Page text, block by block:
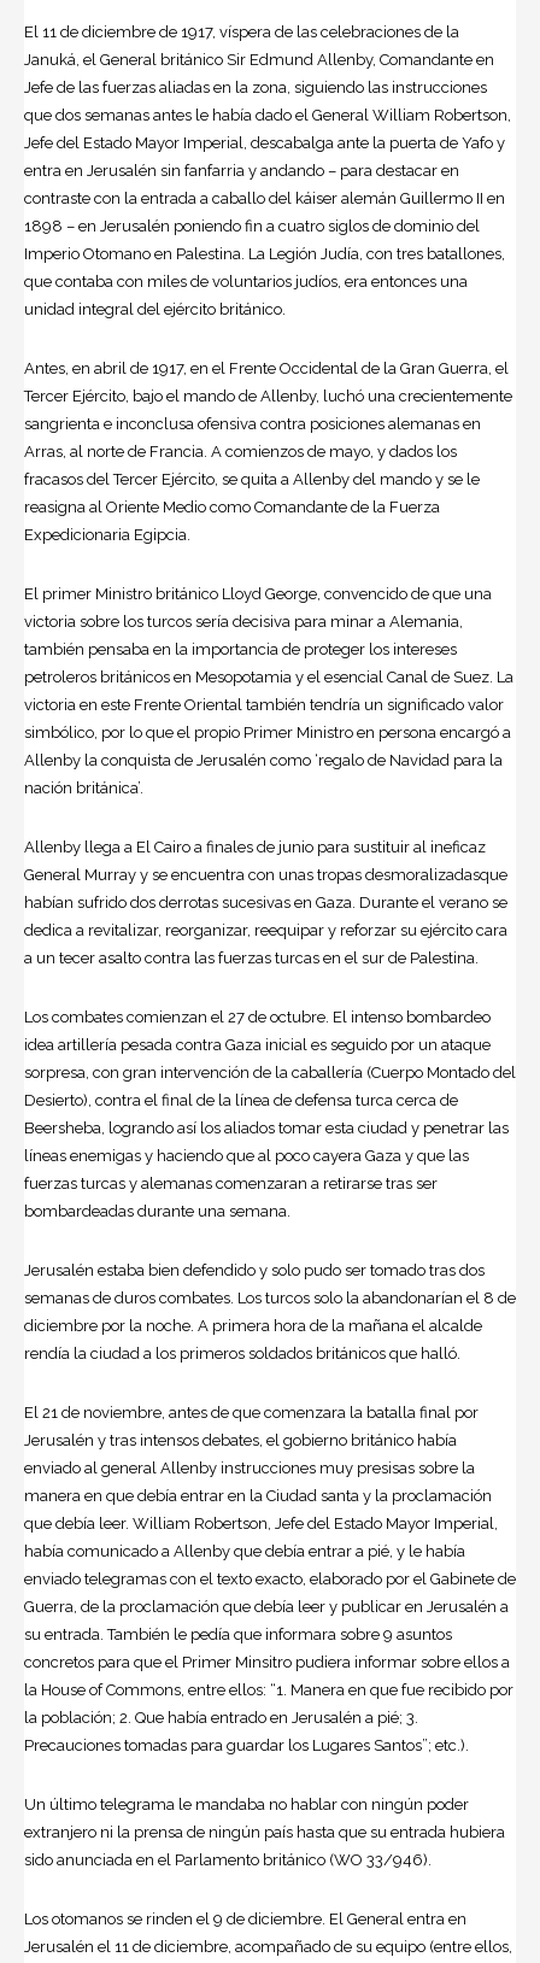
El 11 de diciembre de 1917, víspera de las celebraciones de la
Januká, el General británico Sir Edmund Allenby, Comandante en
Jefe de las fuerzas aliadas en la zona, siguiendo las instrucciones
que dos semanas antes le había dado el General William Robertson,
Jefe del Estado Mayor Imperial, descabalga ante la puerta de Yafo y
entra en Jerusalén sin fanfarria y andando – para destacar en
contraste con la entrada a caballo del káiser alemán Guillermo II en
1898 – en Jerusalén poniendo fin a cuatro siglos de dominio del
Imperio Otomano en Palestina. La Legión Judía, con tres batallones,
que contaba con miles de voluntarios judíos, era entonces una
unidad integral del ejército británico.
Antes, en abril de 1917, en el Frente Occidental de la Gran Guerra, el
Tercer Ejército, bajo el mando de Allenby, luchó una crecientemente
sangrienta e inconclusa ofensiva contra posiciones alemanas en
Arras, al norte de Francia. A comienzos de mayo, y dados los
fracasos del Tercer Ejército, se quita a Allenby del mando y se le
reasigna al Oriente Medio como Comandante de la Fuerza
Expedicionaria Egipcia.
El primer Ministro británico Lloyd George, convencido de que una
victoria sobre los turcos sería decisiva para minar a Alemania,
también pensaba en la importancia de proteger los intereses
petroleros británicos en Mesopotamia y el esencial Canal de Suez. La
victoria en este Frente Oriental también tendría un significado valor
simbólico, por lo que el propio Primer Ministro en persona encargó a
Allenby la conquista de Jerusalén como ‘regalo de Navidad para la
nación británica’.
Allenby llega a El Cairo a finales de junio para sustituir al ineficaz
General Murray y se encuentra con unas tropas desmoralizadasque
habían sufrido dos derrotas sucesivas en Gaza. Durante el verano se
dedica a revitalizar, reorganizar, reequipar y reforzar su ejército cara
a un tecer asalto contra las fuerzas turcas en el sur de Palestina.
Los combates comienzan el 27 de octubre. El intenso bombardeo
idea artillería pesada contra Gaza inicial es seguido por un ataque
sorpresa, con gran intervención de la caballería (Cuerpo Montado del
Desierto), contra el final de la línea de defensa turca cerca de
Beersheba, logrando así los aliados tomar esta ciudad y penetrar las
líneas enemigas y haciendo que al poco cayera Gaza y que las
fuerzas turcas y alemanas comenzaran a retirarse tras ser
bombardeadas durante una semana.
Jerusalén estaba bien defendido y solo pudo ser tomado tras dos
semanas de duros combates. Los turcos solo la abandonarían el 8 de
diciembre por la noche. A primera hora de la mañana el alcalde
rendía la ciudad a los primeros soldados británicos que halló.
El 21 de noviembre, antes de que comenzara la batalla final por
Jerusalén y tras intensos debates, el gobierno británico había
enviado al general Allenby instrucciones muy presisas sobre la
manera en que debía entrar en la Ciudad santa y la proclamación
que debía leer. William Robertson, Jefe del Estado Mayor Imperial,
había comunicado a Allenby que debía entrar a pié, y le había
enviado telegramas con el texto exacto, elaborado por el Gabinete de
Guerra, de la proclamación que debía leer y publicar en Jerusalén a
su entrada. También le pedía que informara sobre 9 asuntos
concretos para que el Primer Minsitro pudiera informar sobre ellos a
la House of Commons, entre ellos: “1. Manera en que fue recibido por
la población; 2. Que había entrado en Jerusalén a pié; 3.
Precauciones tomadas para guardar los Lugares Santos”; etc.).
Un último telegrama le mandaba no hablar con ningún poder
extranjero ni la prensa de ningún país hasta que su entrada hubiera
sido anunciada en el Parlamento británico (WO 33/946).
Los otomanos se rinden el 9 de diciembre. El General entra en
Jerusalén el 11 de diciembre, acompañado de su equipo (entre ellos,